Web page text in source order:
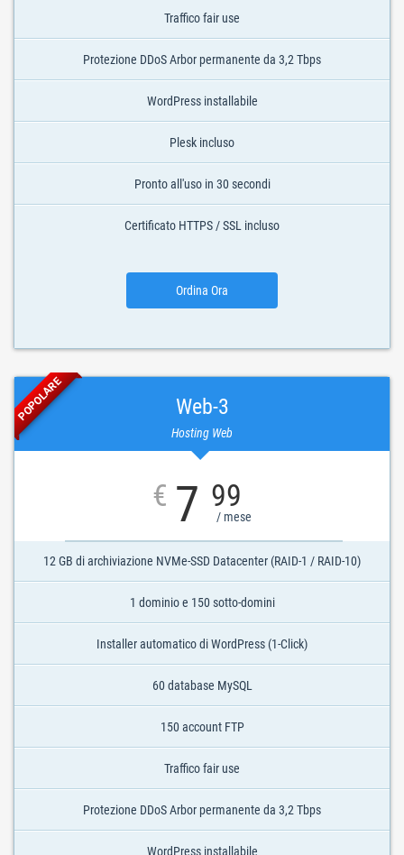
Traffico fair use
Protezione DDoS Arbor permanente da 3,2 Tbps
WordPress installabile
Plesk incluso
Pronto all'uso in 30 secondi
Certificato HTTPS / SSL incluso
Ordina Ora
Web-3
Hosting Web
POPOLARE
€ 7 99
/ mese
12 GB di archiviazione NVMe-SSD Datacenter (RAID-1 / RAID-10)
1 dominio e 150 sotto-domini
Installer automatico di WordPress (1-Click)
60 database MySQL
150 account FTP
Traffico fair use
Protezione DDoS Arbor permanente da 3,2 Tbps
WordPress installabile